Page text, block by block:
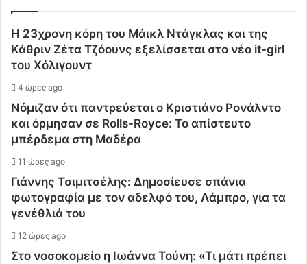
Η 23χρονη κόρη τoυ Μάικλ Ντάγκλας και της
Κάθριν Ζέτα Τζόουνς εξελίσσεται στο νέο it-girl
του Χόλιγουντ
4 ώρες ago
Νόμιζαν ότι παντρεύεται ο Κριστιάνο Ρονάλντο
και όρμησαν σε Rolls-Royce: Το απίστευτο
μπέρδεμα στη Μαδέρα
11 ώρες ago
Γιάννης Τσιμιτσέλης: Δημοσίευσε σπάνια
φωτογραφία με τον αδελφό του, Λάμπρο, για τα
γενέθλιά του
12 ώρες ago
Στο νοσοκομείο η Ιωάννα Τούνη: «Τι μάτι πρέπει